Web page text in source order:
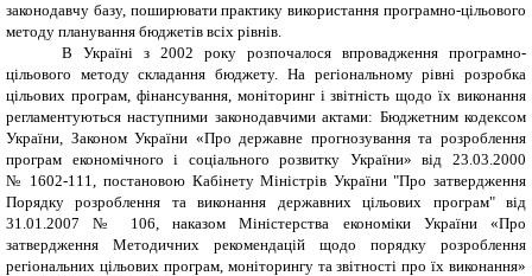
законодавчу базу, поширювати практику використання програмно-цільового
методу планування бюджетів всіх рівнів.
В Україні з 2002 року розпочалося впровадження програмно-
цільового методу складання бюджету. На регіональному рівні розробка
цільових програм, фінансування, моніторинг і звітність щодо їх виконання
регламентуються наступними законодавчими актами: Бюджетним кодексом
України, Законом України «Про державне прогнозування та розроблення
програм економічного і соціального розвитку України» від 23.03.2000
№ 1602-111, постановою Кабінету Міністрів України "Про затвердження
Порядку розроблення та виконання державних цільових програм" від
31.01.2007 № 106, наказом Міністерства економіки України «Про
затвердження Методичних рекомендацій щодо порядку розроблення
регіональних цільових програм, моніторингу та звітності про їх виконання»